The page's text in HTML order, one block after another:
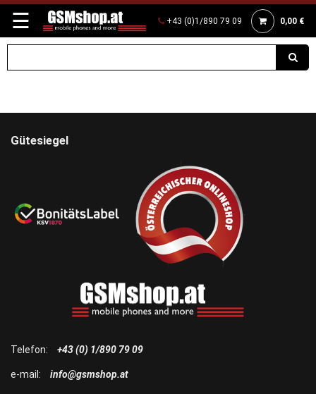
☰ +43 (0)1/890 79 09 0,00 €
Telefon: +43 (0) 1/890 79 09
e-mail: info@gsmshop.at
Gütesiegel